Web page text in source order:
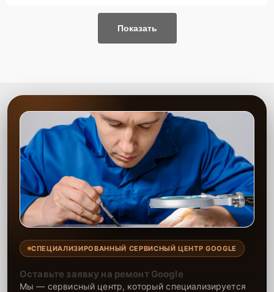
Показать
СПЕЦИАЛИЗИРОВАННЫЙ СЕРВИСНЫЙ ЦЕНТР GOOGLE
Оставьте заявку на ремонт Google
Мы — сервисный центр, который специализируется